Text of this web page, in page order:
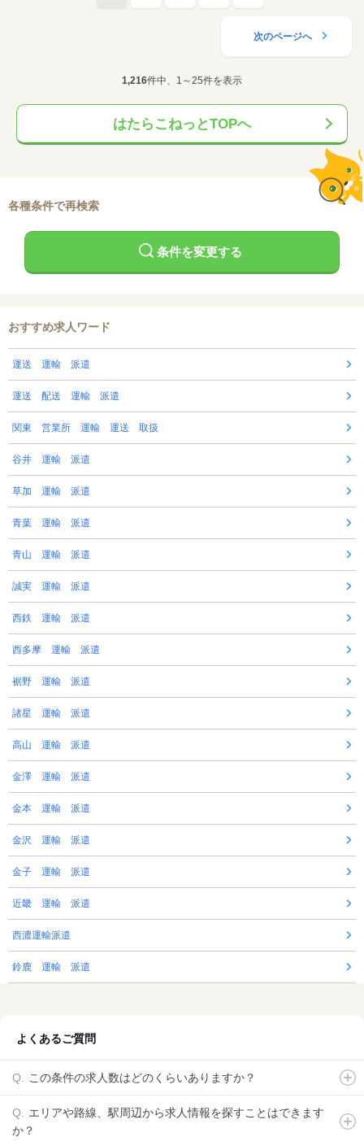
次のページへ
1,216件中、1～25件を表示
はたらこねっとTOPへ
各種条件で再検索
条件を変更する
おすすめ求人ワード
運送 運輸 派遣
運送 配送 運輸 派遣
関東 営業所 運輸 運送 取扱
谷井 運輸 派遣
草加 運輸 派遣
青葉 運輸 派遣
青山 運輸 派遣
誠実 運輸 派遣
西鉄 運輸 派遣
西多摩 運輸 派遣
裾野 運輸 派遣
諸星 運輸 派遣
高山 運輸 派遣
金澤 運輸 派遣
金本 運輸 派遣
金沢 運輸 派遣
金子 運輸 派遣
近畿 運輸 派遣
西濃運輸派遣
鈴鹿 運輸 派遣
よくあるご質問
この条件の求人数はどのくらいありますか？
エリアや路線、駅周辺から求人情報を探すことはできます
か？